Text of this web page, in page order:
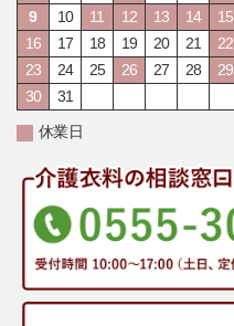
9
10 11 12 13 14
15
16
17 18 19 20 21
22
23
24 25 26 27 28
29
30
31
休業日